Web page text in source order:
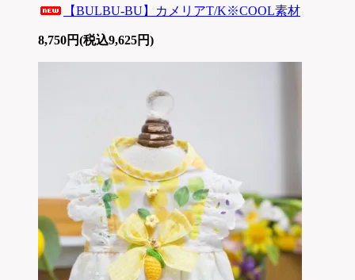
【BULBU-BU】カメリアT/K※COOL素材
8,750円(税込9,625円)